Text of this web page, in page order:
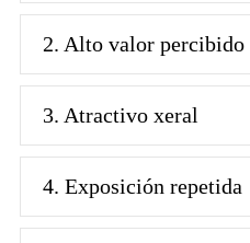
2. Alto valor percibido
3. Atractivo xeral
4. Exposición repetida